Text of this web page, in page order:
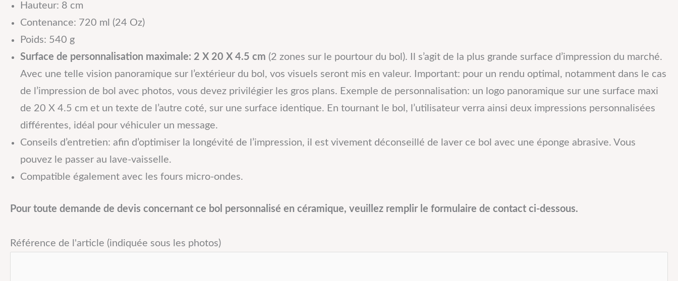
Hauteur: 8 cm
Contenance: 720 ml (24 Oz)
Poids: 540 g
Surface de personnalisation maximale: 2 X 20 X 4.5 cm (2 zones sur le pourtour du bol). Il s’agit de la plus grande surface d’impression du marché.
Avec une telle vision panoramique sur l’extérieur du bol, vos visuels seront mis en valeur. Important: pour un rendu optimal, notamment dans le cas
de l’impression de bol avec photos, vous devez privilégier les gros plans. Exemple de personnalisation: un logo panoramique sur une surface maxi
de 20 X 4.5 cm et un texte de l’autre coté, sur une surface identique. En tournant le bol, l’utilisateur verra ainsi deux impressions personnalisées
différentes, idéal pour véhiculer un message.
Conseils d’entretien: afin d’optimiser la longévité de l’impression, il est vivement déconseillé de laver ce bol avec une éponge abrasive. Vous
pouvez le passer au lave-vaisselle.
Compatible également avec les fours micro-ondes.
Pour toute demande de devis concernant ce bol personnalisé en céramique, veuillez remplir le formulaire de contact ci-dessous.
Référence de l'article (indiquée sous les photos)